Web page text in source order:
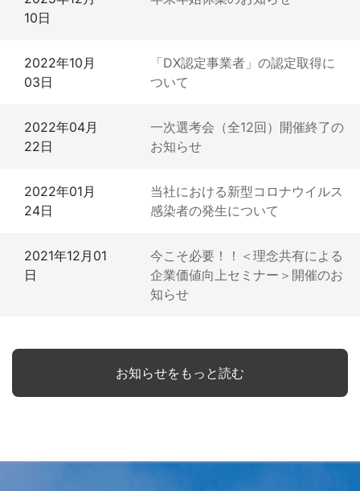
10日
2022年10月
03日
「DX認定事業者」の認定取得に
ついて
2022年04月
22日
一次選考会（全12回）開催終了の
お知らせ
2022年01月
24日
当社における新型コロナウイルス
感染者の発生について
2021年12月01
日
今こそ必要！！＜理念共有による
企業価値向上セミナー＞開催のお
知らせ
お知らせをもっと読む